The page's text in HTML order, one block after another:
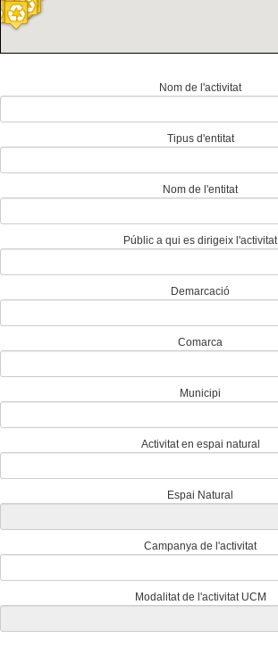
Nom de l'activitat
Tipus d'entitat
Nom de l'entitat
Públic a qui es dirigeix l'activitat
Demarcació
Comarca
Municipi
Activitat en espai natural
Espai Natural
Campanya de l'activitat
Modalitat de l'activitat UCM